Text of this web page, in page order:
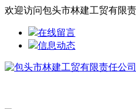
欢迎访问包头市林建工贸有限
在线留言
信息动态